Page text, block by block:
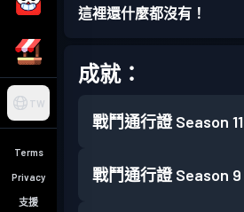
TW
Terms
Privacy
支援
這裡還什麼都沒有！
成就：
戰鬥通行證 Season 11
戰鬥通行證 Season 9